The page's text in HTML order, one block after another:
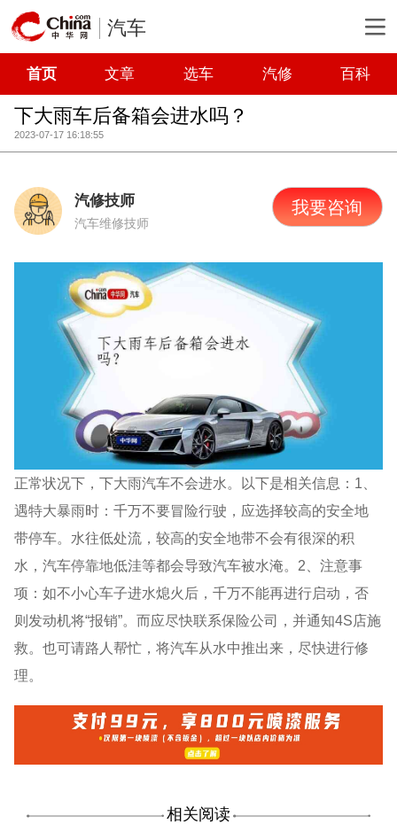
汽车
首页 文章 选车 汽修 百科
下大雨车后备箱会进水吗？
2023-07-17 16:18:55
汽修技师
汽车维修技师
我要咨询
正常状况下，下大雨汽车不会进水。以下是相关信息：1、
遇特大暴雨时：千万不要冒险行驶，应选择较高的安全地
带停车。水往低处流，较高的安全地带不会有很深的积
水，汽车停靠地低洼等都会导致汽车被水淹。2、注意事
项：如不小心车子进水熄火后，千万不能再进行启动，否
则发动机将“报销”。而应尽快联系保险公司，并通知4S店施
救。也可请路人帮忙，将汽车从水中推出来，尽快进行修
理。
相关阅读